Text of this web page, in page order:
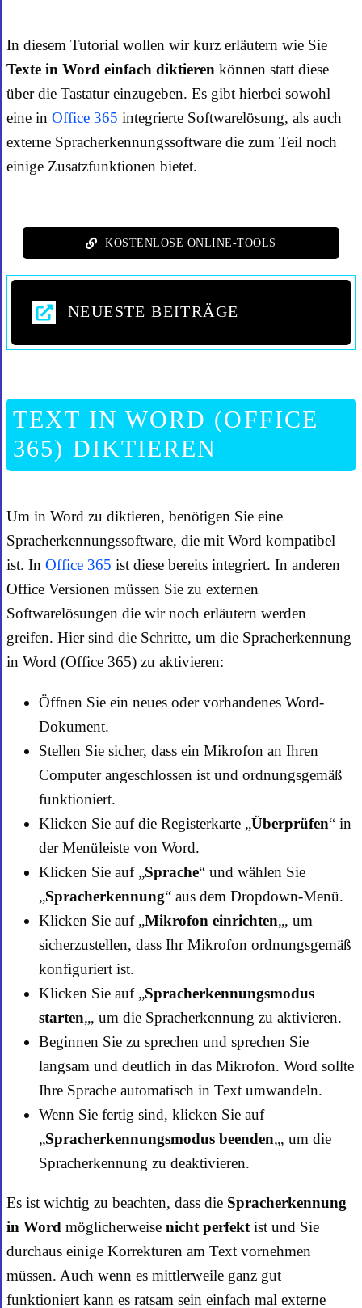
In diesem Tutorial wollen wir kurz erläutern wie Sie
Texte in Word einfach diktieren können statt diese
über die Tastatur einzugeben. Es gibt hierbei sowohl
eine in Office 365 integrierte Softwarelösung, als auch
externe Spracherkennungssoftware die zum Teil noch
einige Zusatzfunktionen bietet.
KOSTENLOSE ONLINE-TOOLS
NEUESTE BEITRÄGE
TEXT IN WORD (OFFICE
365) DIKTIEREN
Um in Word zu diktieren, benötigen Sie eine
Spracherkennungssoftware, die mit Word kompatibel
ist. In Office 365 ist diese bereits integriert. In anderen
Office Versionen müssen Sie zu externen
Softwarelösungen die wir noch erläutern werden
greifen. Hier sind die Schritte, um die Spracherkennung
in Word (Office 365) zu aktivieren:
Öffnen Sie ein neues oder vorhandenes Word-
Dokument.
Stellen Sie sicher, dass ein Mikrofon an Ihren
Computer angeschlossen ist und ordnungsgemäß
funktioniert.
Klicken Sie auf die Registerkarte „Überprüfen“ in
der Menüleiste von Word.
Klicken Sie auf „Sprache“ und wählen Sie
„Spracherkennung“ aus dem Dropdown-Menü.
Klicken Sie auf „Mikrofon einrichten„, um
sicherzustellen, dass Ihr Mikrofon ordnungsgemäß
konfiguriert ist.
Klicken Sie auf „Spracherkennungsmodus
starten„, um die Spracherkennung zu aktivieren.
Beginnen Sie zu sprechen und sprechen Sie
langsam und deutlich in das Mikrofon. Word sollte
Ihre Sprache automatisch in Text umwandeln.
Wenn Sie fertig sind, klicken Sie auf
„Spracherkennungsmodus beenden„, um die
Spracherkennung zu deaktivieren.
Es ist wichtig zu beachten, dass die Spracherkennung
in Word möglicherweise nicht perfektist und Sie
durchaus einige Korrekturen am Text vornehmen
müssen. Auch wenn es mittlerweile ganz gut
funktioniert kann es ratsam sein einfach mal externe